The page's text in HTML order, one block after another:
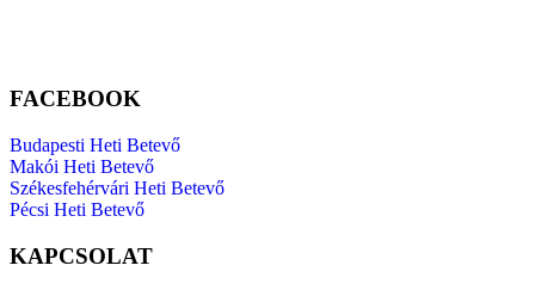
FACEBOOK
Budapesti Heti Betevő
Makói Heti Betevő
Székesfehérvári Heti Betevő
Pécsi Heti Betevő
KAPCSOLAT